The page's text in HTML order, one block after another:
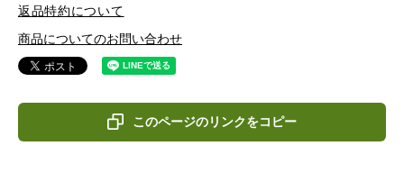
返品特約について
商品についてのお問い合わせ
このページのリンクをコピー